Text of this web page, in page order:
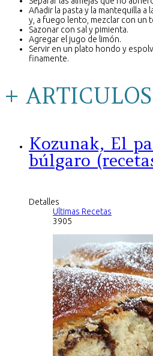
Añadir la pasta y la mantequilla a
y, a fuego lento, mezclar con un
Sazonar con sal y pimienta.
Agregar el jugo de limón.
Servir en un plato hondo y
finamente.
+ ARTICULOS
Kozunak, El
búlgaro
Detalles
Ultimas Recetas
3905